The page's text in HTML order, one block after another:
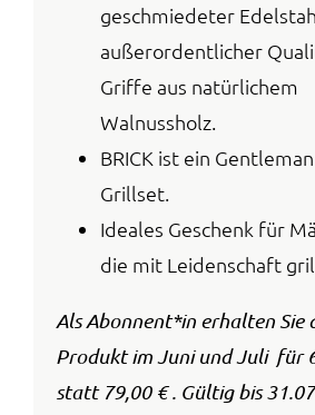
geschmiedeter
außerordentlicher
Griffe aus natürlichem
Walnussholz.
BRICK ist ein Gentleman
Grillset.
Ideales Geschenk für
die mit Leidenschaft
Als Abonnent*in erhalten Sie
Produkt im Juni und Juli für
statt 79,00 € . Gültig bis